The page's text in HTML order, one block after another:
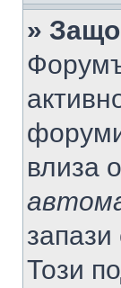
»
влиза
Този